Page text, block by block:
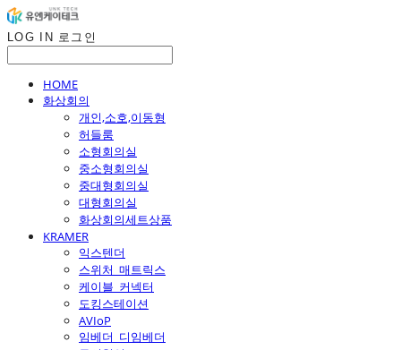
LOG IN 로그인
HOME
화상회의
개인,소호,이동형
허들룸
소형회의실
중소형회의실
중대형회의실
대형회의실
화상회의세트상품
KRAMER
익스텐더
스위처_매트릭스
케이블_커넥터
도킹스테이션
AVIoP
임베더_디임베더